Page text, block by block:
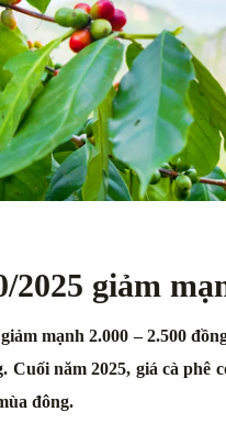
2025 giảm
mạnh 2.000 – 2.500
Cuối năm 2025, giá cà
đông.